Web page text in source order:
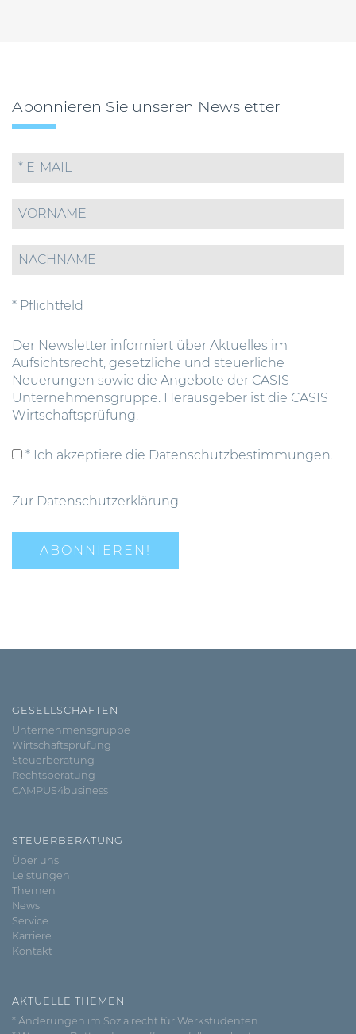
Abonnieren Sie unseren Newsletter
* Pflichtfeld
Der Newsletter informiert über Aktuelles im
Aufsichtsrecht, gesetzliche und steuerliche
Neuerungen sowie die Angebote der CASIS
Unternehmensgruppe. Herausgeber ist die CASIS
Wirtschaftsprüfung.
* Ich akzeptiere die Datenschutzbestimmungen.
Zur Datenschutzerklärung
GESELLSCHAFTEN
Unternehmensgruppe
Wirtschaftsprüfung
Steuerberatung
Rechtsberatung
CAMPUS4business
STEUERBERATUNG
Über uns
Leistungen
Themen
News
Service
Karriere
Kontakt
AKTUELLE THEMEN
* Änderungen im Sozialrecht für Werkstudenten